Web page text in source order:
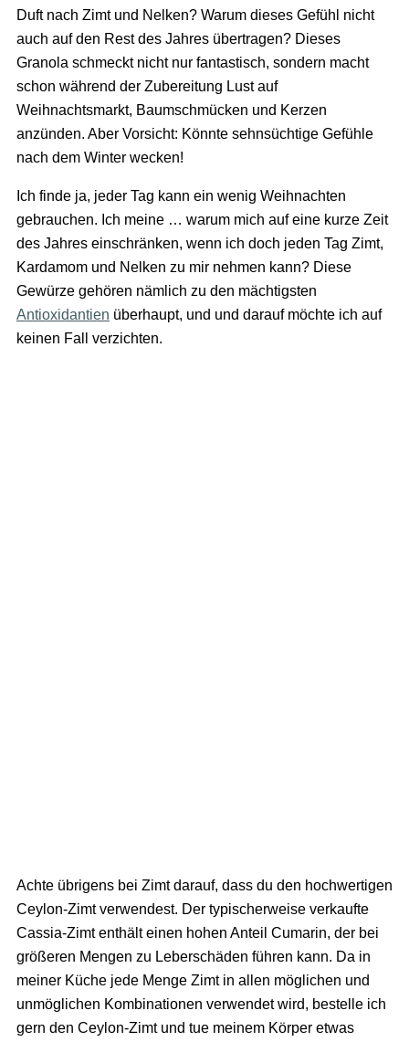
Duft nach Zimt und Nelken? Warum dieses Gefühl nicht
auch auf den Rest des Jahres übertragen? Dieses
Granola schmeckt nicht nur fantastisch, sondern macht
schon während der Zubereitung Lust auf
Weihnachtsmarkt, Baumschmücken und Kerzen
anzünden. Aber Vorsicht: Könnte sehnsüchtige Gefühle
nach dem Winter wecken!
Ich finde ja, jeder Tag kann ein wenig Weihnachten
gebrauchen. Ich meine … warum mich auf eine kurze Zeit
des Jahres einschränken, wenn ich doch jeden Tag Zimt,
Kardamom und Nelken zu mir nehmen kann? Diese
Gewürze gehören nämlich zu den mächtigsten
Antioxidantien überhaupt, und und darauf möchte ich auf
keinen Fall verzichten.
Achte übrigens bei Zimt darauf, dass du den hochwertigen
Ceylon-Zimt verwendest. Der typischerweise verkaufte
Cassia-Zimt enthält einen hohen Anteil Cumarin, der bei
größeren Mengen zu Leberschäden führen kann. Da in
meiner Küche jede Menge Zimt in allen möglichen und
unmöglichen Kombinationen verwendet wird, bestelle ich
gern den Ceylon-Zimt und tue meinem Körper etwas